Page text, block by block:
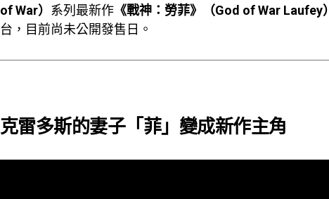
of War） 系列最新作 《戰神：勞菲》（God of War Laufey）
台，目前尚未公開發售日。
克雷多斯的妻子「菲」 變成新作主角